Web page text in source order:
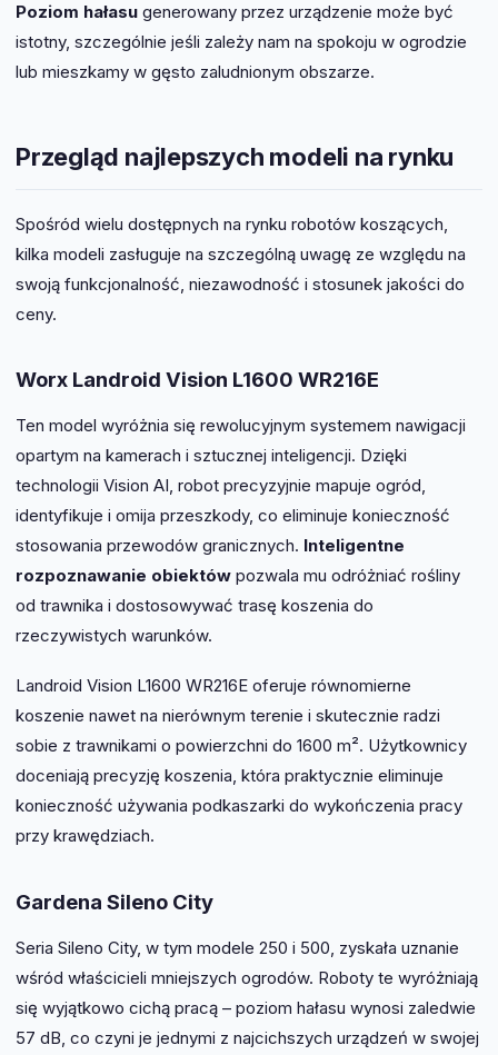
Poziom hałasu generowany przez urządzenie może być
istotny, szczególnie jeśli zależy nam na spokoju w ogrodzie
lub mieszkamy w gęsto zaludnionym obszarze.
Przegląd najlepszych modeli na rynku
Spośród wielu dostępnych na rynku robotów koszących,
kilka modeli zasługuje na szczególną uwagę ze względu na
swoją funkcjonalność, niezawodność i stosunek jakości do
ceny.
Worx Landroid Vision L1600 WR216E
Ten model wyróżnia się rewolucyjnym systemem nawigacji
opartym na kamerach i sztucznej inteligencji. Dzięki
technologii Vision AI, robot precyzyjnie mapuje ogród,
identyfikuje i omija przeszkody, co eliminuje konieczność
stosowania przewodów granicznych. Inteligentne
rozpoznawanie obiektów pozwala mu odróżniać rośliny
od trawnika i dostosowywać trasę koszenia do
rzeczywistych warunków.
Landroid Vision L1600 WR216E oferuje równomierne
koszenie nawet na nierównym terenie i skutecznie radzi
sobie z trawnikami o powierzchni do 1600 m². Użytkownicy
doceniają precyzję koszenia, która praktycznie eliminuje
konieczność używania podkaszarki do wykończenia pracy
przy krawędziach.
Gardena Sileno City
Seria Sileno City, w tym modele 250 i 500, zyskała uznanie
wśród właścicieli mniejszych ogrodów. Roboty te wyróżniają
się wyjątkowo cichą pracą – poziom hałasu wynosi zaledwie
57 dB, co czyni je jednymi z najcichszych urządzeń w swojej